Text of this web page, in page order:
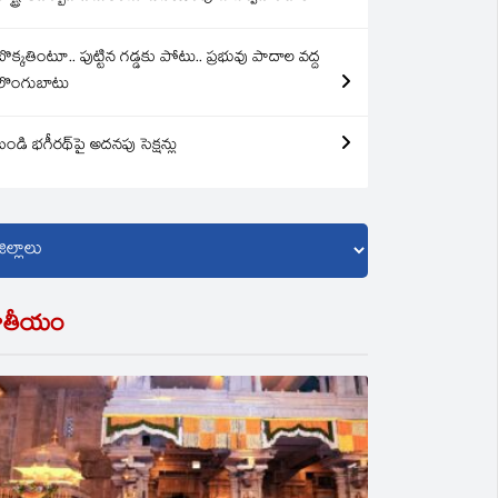
పుట్టిన గడ్డకు పోటు.. ప్రభువు పాదాల వద్ద
భగీరథ్‌పై అదనపు సెక్షన్లు